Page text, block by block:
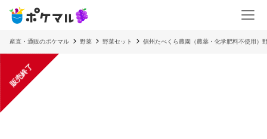
産直・通販のポケマル 野菜 野菜セット 信州たべくら農園（農薬・化学肥料不使用
販売終了